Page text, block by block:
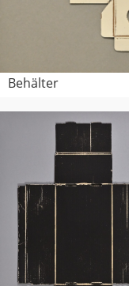
Behälter